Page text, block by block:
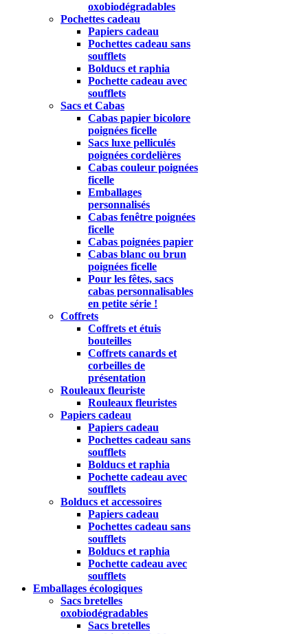
oxobiodégradables
Pochettes cadeau
Papiers cadeau
Pochettes cadeau sans
soufflets
Bolducs et raphia
Pochette cadeau avec
soufflets
Sacs et Cabas
Cabas papier bicolore
poignées ficelle
Sacs luxe pelliculés
poignées cordelières
Cabas couleur poignées
ficelle
Emballages
personnalisés
Cabas fenêtre poignées
ficelle
Cabas poignées papier
Cabas blanc ou brun
poignées ficelle
Pour les fêtes, sacs
cabas personnalisables
en petite série !
Coffrets
Coffrets et étuis
bouteilles
Coffrets canards et
corbeilles de
présentation
Rouleaux fleuriste
Rouleaux fleuristes
Papiers cadeau
Papiers cadeau
Pochettes cadeau sans
soufflets
Bolducs et raphia
Pochette cadeau avec
soufflets
Bolducs et accessoires
Papiers cadeau
Pochettes cadeau sans
soufflets
Bolducs et raphia
Pochette cadeau avec
soufflets
Emballages écologiques
Sacs bretelles
oxobiodégradables
Sacs bretelles